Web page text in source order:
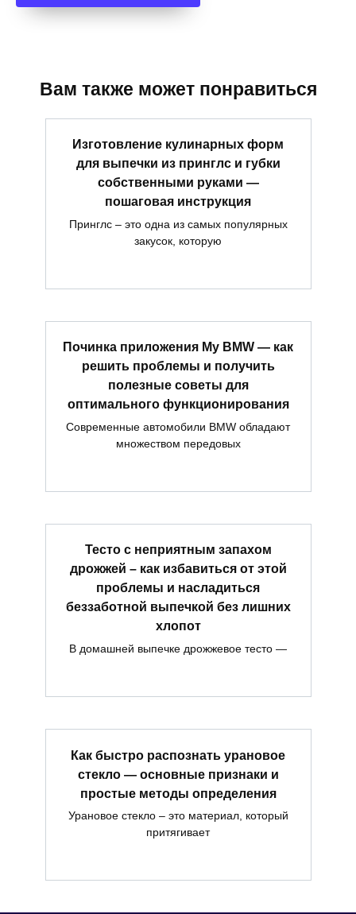
Вам также может понравиться
Изготовление кулинарных форм
для выпечки из принглс и губки
собственными руками —
пошаговая инструкция
Принглс – это одна из самых популярных
закусок, которую
Починка приложения My BMW — как
решить проблемы и получить
полезные советы для
оптимального функционирования
Современные автомобили BMW обладают
множеством передовых
Тесто с неприятным запахом
дрожжей – как избавиться от этой
проблемы и насладиться
беззаботной выпечкой без лишних
хлопот
В домашней выпечке дрожжевое тесто —
Как быстро распознать урановое
стекло — основные признаки и
простые методы определения
Урановое стекло – это материал, который
притягивает